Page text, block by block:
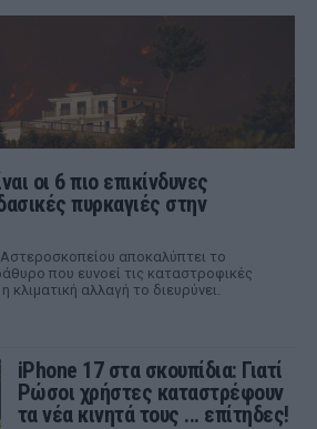
οι 6 πιο επικίνδυνες
πυρκαγιές στην
αποκαλύπτει το
που ευνοεί τις καταστροφικές
κλιματική αλλαγή το διευρύνει.
iPhone 17 στα σκουπίδια: Γιατί
Ρώσοι χρήστες καταστρέφουν
τα νέα κινητά τους ... επίτηδες!